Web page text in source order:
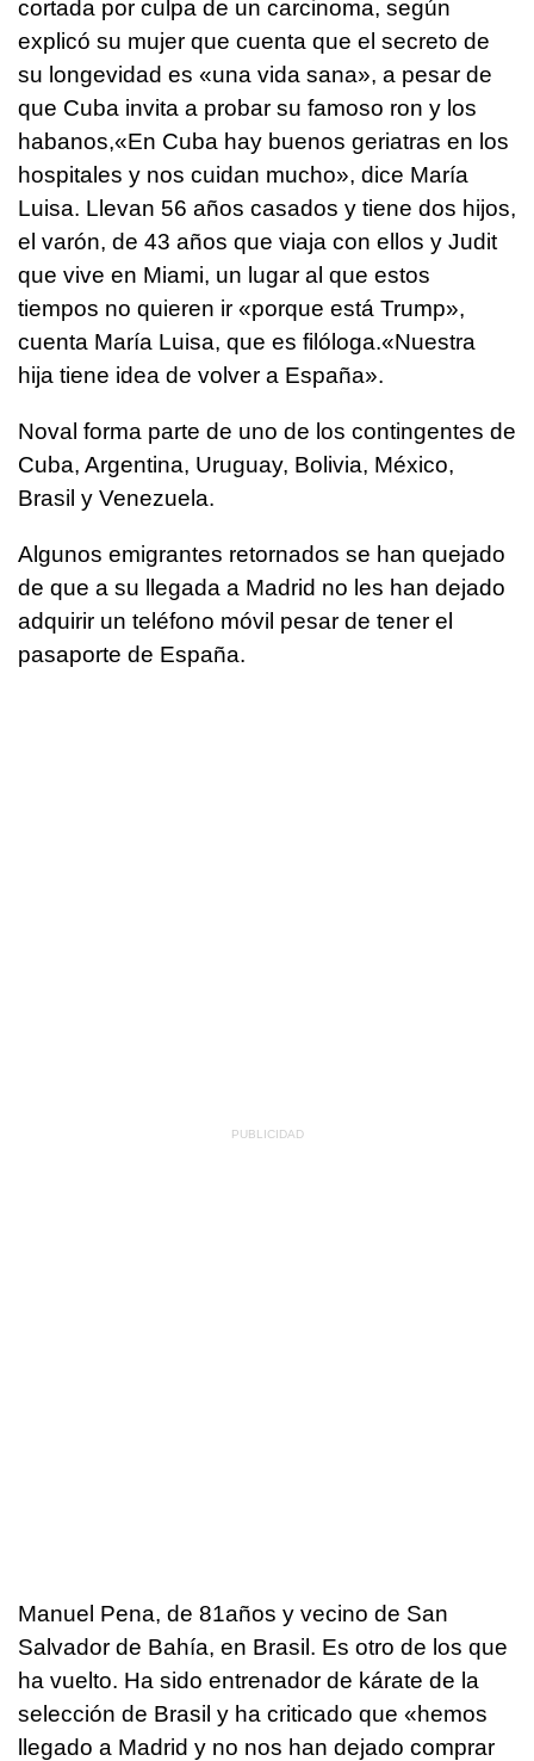
cortada por culpa de un carcinoma, según
explicó su mujer que cuenta que el secreto de
su longevidad es «una vida sana», a pesar de
que Cuba invita a probar su famoso ron y los
habanos,«En Cuba hay buenos geriatras en los
hospitales y nos cuidan mucho», dice María
Luisa. Llevan 56 años casados y tiene dos hijos,
el varón, de 43 años que viaja con ellos y Judit
que vive en Miami, un lugar al que estos
tiempos no quieren ir «porque está Trump»,
cuenta María Luisa, que es filóloga.«Nuestra
hija tiene idea de volver a España».
Noval forma parte de uno de los contingentes de
Cuba, Argentina, Uruguay, Bolivia, México,
Brasil y Venezuela.
Algunos emigrantes retornados se han quejado
de que a su llegada a Madrid no les han dejado
adquirir un teléfono móvil pesar de tener el
pasaporte de España.
Manuel Pena, de 81años y vecino de San
Salvador de Bahía, en Brasil. Es otro de los que
ha vuelto. Ha sido entrenador de kárate de la
selección de Brasil y ha criticado que «hemos
llegado a Madrid y no nos han dejado comprar